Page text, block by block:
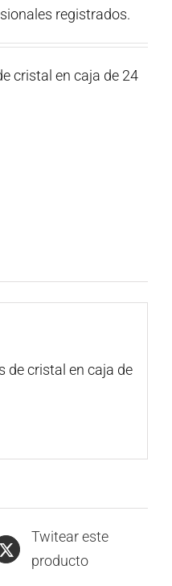
registrados.
cristal en caja de 24
de cristal en caja de
Twitear este
producto